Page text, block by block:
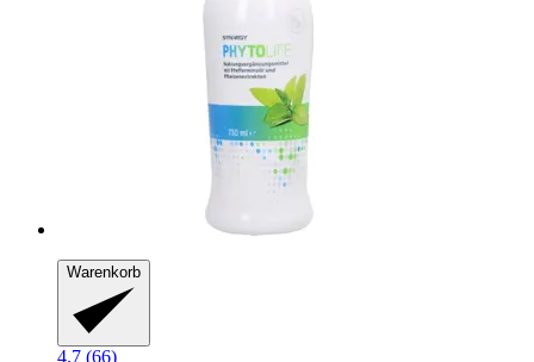
Warenkorb
4.7 (66)